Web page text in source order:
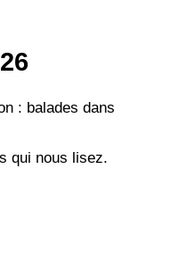
: balades dans
qui nous lisez.